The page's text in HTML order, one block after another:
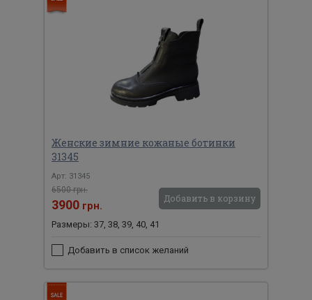
Женские зимние кожаные ботинки
31345
Арт: 31345
6500 грн.
3900 грн.
Добавить в корзину
Размеры: 37, 38, 39, 40, 41
Добавить в список желаний